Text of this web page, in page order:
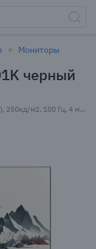
Мониторы
черный
Монитор 23.8" RDW 2401K IPS, 1920x1080 (16:9), 250кд/м2, 100 Гц, 4 мс, 178°/178°, VGA, HDMI, DisplayPort, черный (2401K/F00В3100V2A1H) Внесен в реестр Минпромторга РФ